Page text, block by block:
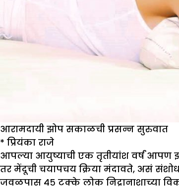
आरामदायी झोप सकाळची प्रसन्न सुरुवात
* प्रियंका राजे
आपल्या आयुष्याची एक तृतीयांश वर्षं आपण
तर मेंदूची चयापचय क्रिया मंदावते, असं
जवळपास ४५ टक्के लोक निद्रानाशाच्या